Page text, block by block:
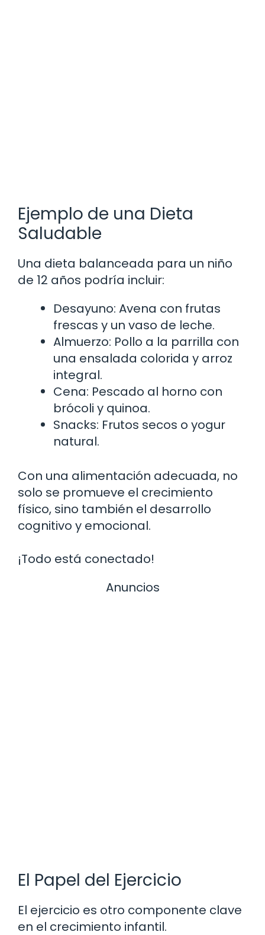
Ejemplo de una Dieta
Saludable
Una dieta balanceada para un niño
de 12 años podría incluir:
Desayuno: Avena con frutas
frescas y un vaso de leche.
Almuerzo: Pollo a la parrilla con
una ensalada colorida y arroz
integral.
Cena: Pescado al horno con
brócoli y quinoa.
Snacks: Frutos secos o yogur
natural.
Con una alimentación adecuada, no
solo se promueve el crecimiento
físico, sino también el desarrollo
cognitivo y emocional.
¡Todo está conectado!
Anuncios
El Papel del Ejercicio
El ejercicio es otro componente clave
en el crecimiento infantil.